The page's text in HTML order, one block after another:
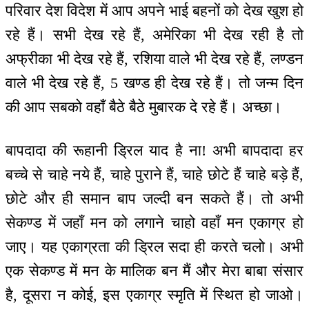
परिवार देश विदेश में आप अपने भाई बहनों को देख खुश हो
रहे हैं। सभी देख रहे हैं, अमेरिका भी देख रही है तो
अफ्रीका भी देख रहे हैं, रशिया वाले भी देख रहे हैं, लण्डन
वाले भी देख रहे हैं, 5 खण्ड ही देख रहे हैं। तो जन्म दिन
की आप सबको वहाँ बैठे बैठे मुबारक दे रहे हैं। अच्छा।
बापदादा की रूहानी ड्रिल याद है ना! अभी बापदादा हर
बच्चे से चाहे नये हैं, चाहे पुराने हैं, चाहे छोटे हैं चाहे बड़े हैं,
छोटे और ही समान बाप जल्दी बन सकते हैं। तो अभी
सेकण्ड में जहाँ मन को लगाने चाहो वहाँ मन एकाग्र हो
जाए। यह एकाग्रता की ड्रिल सदा ही करते चलो। अभी
एक सेकण्ड में मन के मालिक बन मैं और मेरा बाबा संसार
है, दूसरा न कोई, इस एकाग्र स्मृति में स्थित हो जाओ।